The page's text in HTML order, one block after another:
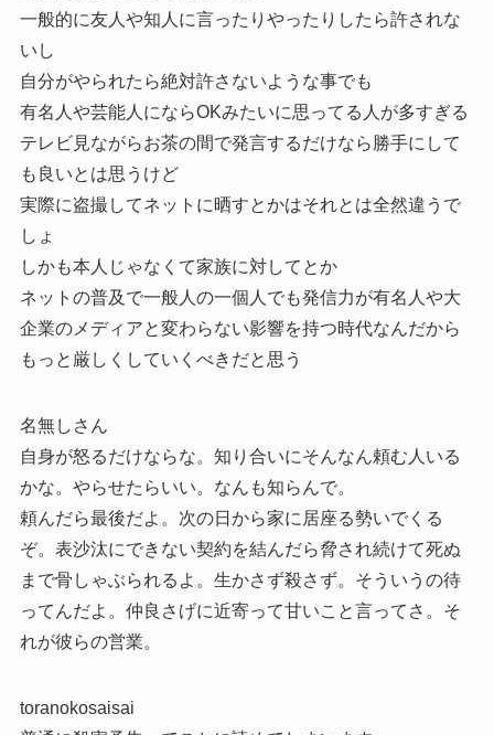
一般的に友人や知人に言ったりやったりしたら許されな
いし
自分がやられたら絶対許さないような事でも
有名人や芸能人にならOKみたいに思ってる人が多すぎる
テレビ見ながらお茶の間で発言するだけなら勝手にして
も良いとは思うけど
実際に盗撮してネットに晒すとかはそれとは全然違うで
しょ
しかも本人じゃなくて家族に対してとか
ネットの普及で一般人の一個人でも発信力が有名人や大
企業のメディアと変わらない影響を持つ時代なんだから
もっと厳しくしていくべきだと思う
名無しさん
自身が怒るだけならな。知り合いにそんなん頼む人いる
かな。やらせたらいい。なんも知らんで。
頼んだら最後だよ。次の日から家に居座る勢いでくる
ぞ。表沙汰にできない契約を結んだら脅され続けて死ぬ
まで骨しゃぶられるよ。生かさず殺さず。そういうの待
ってんだよ。仲良さげに近寄って甘いこと言ってさ。そ
れが彼らの営業。
toranokosaisai